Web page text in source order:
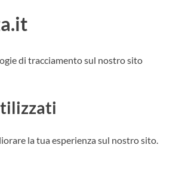
di tracciamento sul nostro sito
la tua esperienza sul nostro sito.